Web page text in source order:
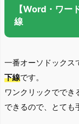
【Word・ワー
線
一番オーソドックス
下線です。
ワンクリックででき
できるので、とても